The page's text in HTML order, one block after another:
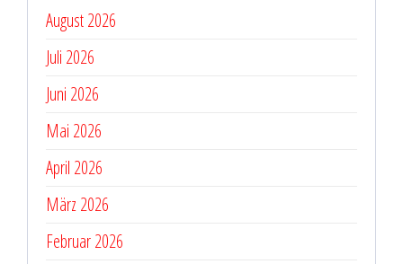
August 2026
Juli 2026
Juni 2026
Mai 2026
April 2026
März 2026
Februar 2026